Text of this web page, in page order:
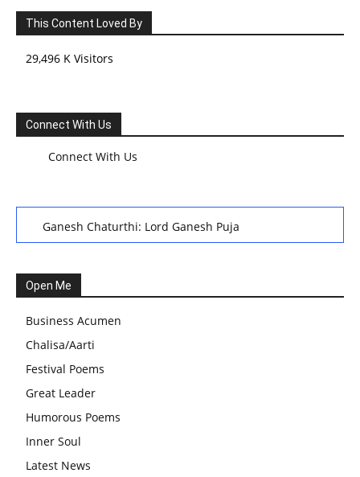
This Content Loved By
29,496 K Visitors
Connect With Us
Connect With Us
Ganesh Chaturthi: Lord Ganesh Puja
Festival: A Celebration of Tradition and Womanhood
स्वामी अवधेशानंद जी गिरि के जीवन सूत्र:किन चीजों के कारण लोग अशांत
और असंतुलित रहते हैं?
आज का जीवन मंत्र:महिलाएं पुरुषों से श्रेष्ठ होती हैं, हमेशा उनका सम्मान
करना चाहिए और उन्हें पूजनीय दृष्टि से देखना चाहिए
वट सावित्री पूजा विधि और कथा:इस व्रत में सौलह श्रृंगार से सजती हैं
महिलाएं, करती हैं देवी सावित्री और बरगद की पूजा
CBSE 12वीं परीक्षा रद्द होने का असर:बच्चों को अब फोकस कॉम्पिटिटिव
एग्जाम पर करना चाहिए, तनाव लेने की जरूरत नहीं
Open Me
Business Acumen
Chalisa/Aarti
Festival Poems
Great Leader
Humorous Poems
Inner Soul
Latest News